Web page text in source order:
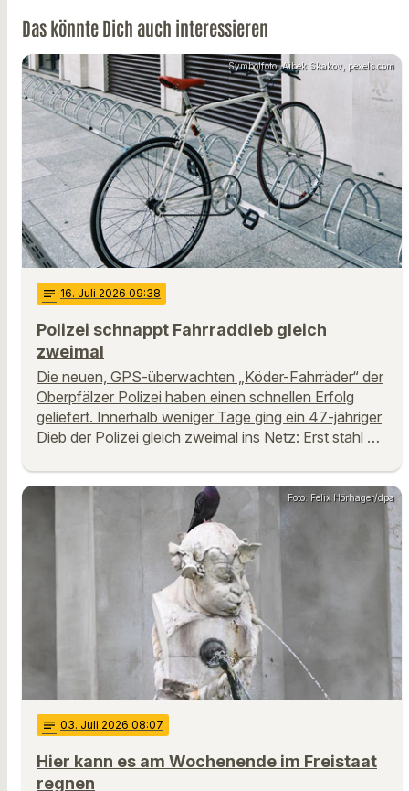
Das könnte Dich auch interessieren
Symbolfoto: Aibek Skakov, pexels.com
notes 16. Juli 2026 09:38
Polizei schnappt Fahrraddieb gleich
zweimal
Die neuen, GPS-überwachten „Köder-Fahrräder“ der
Oberpfälzer Polizei haben einen schnellen Erfolg
geliefert. Innerhalb weniger Tage ging ein 47-jähriger
Dieb der Polizei gleich zweimal ins Netz: Erst stahl …
Foto: Felix Hörhager/dpa
notes 03. Juli 2026 08:07
Hier kann es am Wochenende im Freistaat
regnen